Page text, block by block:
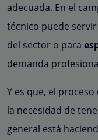
adecuada. En el
técnico puede
del sector o para
demanda
Y es que, el
la necesidad de
general está